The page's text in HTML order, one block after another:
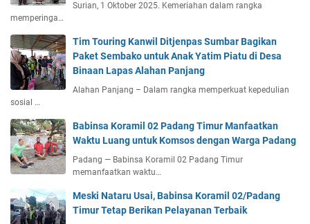
Surian, 1 Oktober 2025. Kemeriahan dalam rangka
memperinga…
Tim Touring Kanwil Ditjenpas Sumbar Bagikan
Paket Sembako untuk Anak Yatim Piatu di Desa
Binaan Lapas Alahan Panjang
Alahan Panjang – Dalam rangka memperkuat kepedulian
sosial …
Babinsa Koramil 02 Padang Timur Manfaatkan
Waktu Luang untuk Komsos dengan Warga Padang
Padang — Babinsa Koramil 02 Padang Timur
memanfaatkan waktu…
Meski Nataru Usai, Babinsa Koramil 02/Padang
Timur Tetap Berikan Pelayanan Terbaik